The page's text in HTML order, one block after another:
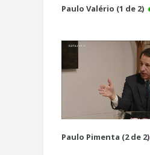
Paulo Valério (1 de 2)
Paulo Pimenta (2 de 2)